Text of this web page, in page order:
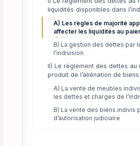
liquidités disponibles dans
A) Les règles de majorité
affecter les liquidités au
dettes
B) La gestion des dettes par
l’indivision
II) Le règlement des dettes au
produit de l’aliénation de
A) La vente de meubles
les dettes et charges de
B) La vente des biens indivis
d’autorisation judiciaire